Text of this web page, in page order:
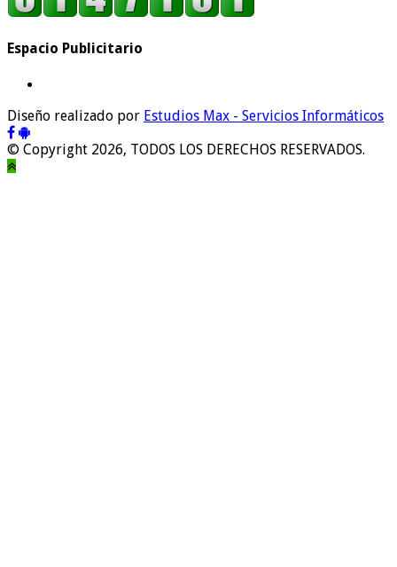
Espacio Publicitario
Diseño realizado por Estudios Max - Servicios Informáticos
© Copyright 2026, TODOS LOS DERECHOS RESERVADOS.